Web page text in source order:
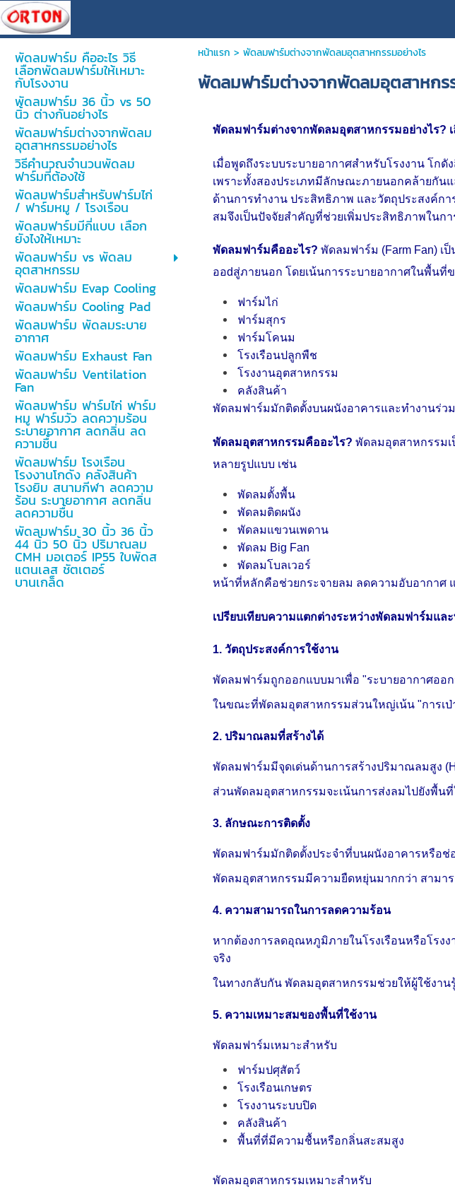
พัดลมฟาร์ม คืออะไร วิธี
เลือกพัดลมฟาร์มให้เหมาะ
กับโรงงาน
พัดลมฟาร์ม 36 นิ้ว vs 50
นิ้ว ต่างกันอย่างไร
พัดลมฟาร์มต่างจากพัดลม
อุตสาหกรรมอย่างไร
วิธีคำนวณจำนวนพัดลม
ฟาร์มที่ต้องใช้
พัดลมฟาร์มสำหรับฟาร์มไก่
/ ฟาร์มหมู / โรงเรือน
พัดลมฟาร์มมีกี่แบบ เลือก
ยังไงให้เหมาะ
พัดลมฟาร์ม vs พัดลม
อุตสาหกรรม
พัดลมฟาร์ม Evap Cooling
พัดลมฟาร์ม Cooling Pad
พัดลมฟาร์ม พัดลมระบาย
อากาศ
พัดลมฟาร์ม Exhaust Fan
พัดลมฟาร์ม Ventilation
Fan
พัดลมฟาร์ม ฟาร์มไก่ ฟาร์ม
หมู ฟาร์มวัว ลดความร้อน
ระบายอากาศ ลดกลิ่น ลด
ความชื้น
พัดลมฟาร์ม โรงเรือน
โรงงานโกดัง คลังสินค้า
โรงยิม สนามกีฬา ลดความ
ร้อน ระบายอากาศ ลดกลิ่น
ลดความชื้น
พัดลมฟาร์ม 30 นิ้ว 36 นิ้ว
44 นิ้ว 50 นิ้ว ปริมาณลม
CMH มอเตอร์ IP55 ใบพัดส
แตนเลส ชัตเตอร์
บานเกล็ด
หน้าแรก > พัดลมฟาร์มต่างจากพัดลมอุตสาหกรรมอย่างไร
พัดลมฟาร์มต่างจากพัดลมอุตสาหกร
พัดลมฟาร์มต่างจากพัดลมอุตสาหกรรมอย่างไร?
เมื่อพูดถึงระบบระบายอากาศสำหรับโรงงาน โก
เพราะทั้งสองประเภทมีลักษณะภายนอกคล้ายกัน
ด้านการทำงาน ประสิทธิภาพ และวัตถุประสงค์ก
สมจึงเป็นปัจจัยสำคัญที่ช่วยเพิ่มประสิทธิภาพในก
พัดลมฟาร์มคืออะไร?พัดลมฟาร์ม (Farm Fan)
ออdสู่ภายนอก โดยเน้นการระบายอากาศในพื้นที่
ฟาร์มไก่
ฟาร์มสุกร
ฟาร์มโคนม
โรงเรือนปลูกพืช
โรงงานอุตสาหกรรม
คลังสินค้า
พัดลมฟาร์มมักติดตั้งบนผนังอาคารและทำงานร่ว
พัดลมอุตสาหกรรมคืออะไร?พัดลมอุตสาหกรรม
หลายรูปแบบ เช่น
พัดลมตั้งพื้น
พัดลมติดผนัง
พัดลมแขวนเพดาน
พัดลม Big Fan
พัดลมโบลเวอร์
หน้าที่หลักคือช่วยกระจายลม ลดความอับอากาศ
เปรียบเทียบความแตกต่างระหว่างพัดลมฟาร์มแล
1. วัตถุประสงค์การใช้งาน
พัดลมฟาร์มถูกออกแบบมาเพื่อ "ระบายอากาศอ
ในขณะที่พัดลมอุตสาหกรรมส่วนใหญ่เน้น "การเ
2. ปริมาณลมที่สร้างได้
พัดลมฟาร์มมีจุดเด่นด้านการสร้างปริมาณลมสูง
ส่วนพัดลมอุตสาหกรรมจะเน้นการส่งลมไปยังพื้น
3. ลักษณะการติดตั้ง
พัดลมฟาร์มมักติดตั้งประจำที่บนผนังอาคารหรือช่
พัดลมอุตสาหกรรมมีความยืดหยุ่นมากกว่า สามา
4. ความสามารถในการลดความร้อน
หากต้องการลดอุณหภูมิภายในโรงเรือนหรือโรง
จริง
ในทางกลับกัน พัดลมอุตสาหกรรมช่วยให้ผู้ใช้งา
5. ความเหมาะสมของพื้นที่ใช้งาน
พัดลมฟาร์มเหมาะสำหรับ
ฟาร์มปศุสัตว์
โรงเรือนเกษตร
โรงงานระบบปิด
คลังสินค้า
พื้นที่ที่มีความชื้นหรือกลิ่นสะสมสูง
พัดลมอุตสาหกรรมเหมาะสำหรับ